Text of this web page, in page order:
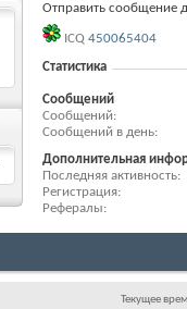
Отправить сообщение
ICQ 450065404
Статистика
Сообщений
Сообщений
Сообщений в день
Дополнительная
Последняя активность
Регистрация
Рефералы
Текущее